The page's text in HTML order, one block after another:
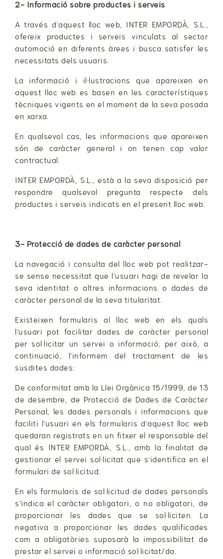
2- Informació sobre productes i serveis
A través d’aquest lloc web, INTER EMPORDÀ, S.L.,
ofereix productes i serveis vinculats al sector
automoció en diferents àrees i busca satisfer les
necessitats dels usuaris.
La informació i il·lustracions que apareixen en
aquest lloc web es basen en les característiques
tècniques vigents en el moment de la seva posada
en xarxa.
En qualsevol cas, les informacions que apareixen
són de caràcter general i on tenen cap valor
contractual.
INTER EMPORDÀ, S.L., està a la seva disposició per
respondre qualsevol pregunta respecte dels
productes i serveis indicats en el present lloc web.
3- Protecció de dades de caràcter personal
La navegació i consulta del lloc web pot realitzar-
se sense necessitat que l’usuari hagi de revelar la
seva identitat o altres informacions o dades de
caràcter personal de la seva titularitat.
Existeixen formularis al lloc web en els quals
l’usuari pot facilitar dades de caràcter personal
per sol·licitar un servei o informació; per això, a
continuació, l’informem del tractament de les
susdites dades:
De conformitat amb la Llei Orgànica 15/1999, de 13
de desembre, de Protecció de Dades de Caràcter
Personal, les dades personals i informacions que
faciliti l’usuari en els formularis d’aquest lloc web
quedaran registrats en un fitxer el responsable del
qual és INTER EMPORDÀ, S.L., amb la finalitat de
gestionar el servei sol·licitat que s’identifica en el
formulari de sol·licitud.
En els formularis de sol·licitud de dades personals
s’indica el caràcter obligatori, o no obligatori, de
proporcionar les dades que se sol·liciten. La
negativa a proporcionar les dades qualificades
com a obligatòries suposarà la impossibilitat de
prestar el servei o informació sol·licitat/da.